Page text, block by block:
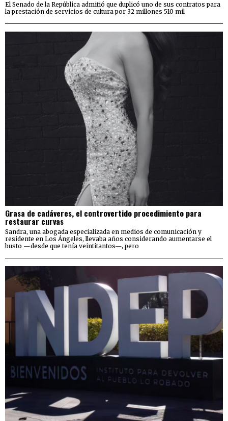
El Senado de la República admitió que duplicó uno de sus contratos para
la prestación de servicios de cultura por 32 millones 510 mil
Grasa de cadáveres, el controvertido procedimiento para
restaurar curvas
Sandra, una abogada especializada en medios de comunicación y
residente en Los Ángeles, llevaba años considerando aumentarse el
busto —desde que tenía veintitantos—, pero